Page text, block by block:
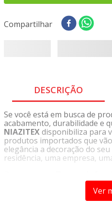
Compartilhar
DESCRIÇÃO
Se você está em busca de
acabamento, durabilidade e
NIAZITEXdisponibiliza para
produtos importados que
elegância a decoração do
residência, uma empresa,
estampas coloridas e
mais vida e diversão ao
bouclê de alta qualidade
Ver